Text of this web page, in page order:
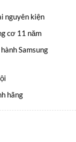
nguyên kiện
cơ 11 năm
Samsung
hãng